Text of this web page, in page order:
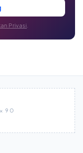
Privasi
× 90